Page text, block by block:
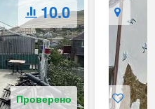
10.0
Проверено